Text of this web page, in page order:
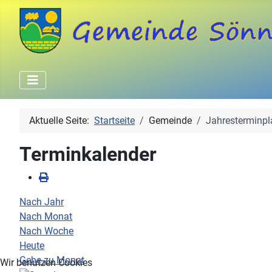
Aktuelle Seite: Startseite Gemeinde
Terminkalender
Nach Jahr
Nach Monat
Nach Woche
Heute
Gehe zu Monat
Wir benutzen Cookies